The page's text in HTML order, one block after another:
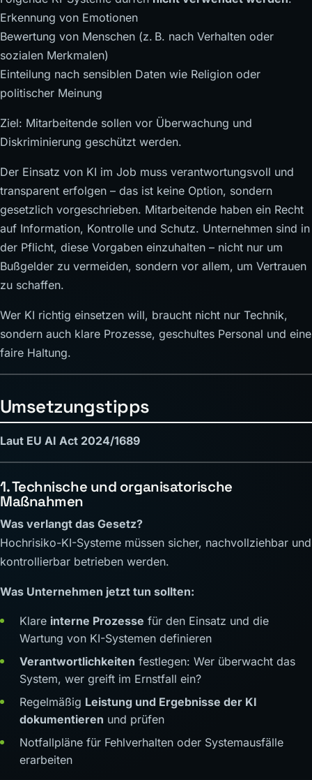
Erkennung von Emotionen
Bewertung von Menschen (z. B. nach Verhalten oder
sozialen Merkmalen)
Einteilung nach sensiblen Daten wie Religion oder
politischer Meinung
Ziel: Mitarbeitende sollen vor Überwachung und
Diskriminierung geschützt werden.
Der Einsatz von KI im Job muss verantwortungsvoll und
transparent erfolgen – das ist keine Option, sondern
gesetzlich vorgeschrieben. Mitarbeitende haben ein Recht
auf Information, Kontrolle und Schutz. Unternehmen sind in
der Pflicht, diese Vorgaben einzuhalten – nicht nur um
Bußgelder zu vermeiden, sondern vor allem, um Vertrauen
zu schaffen.
Wer KI richtig einsetzen will, braucht nicht nur Technik,
sondern auch klare Prozesse, geschultes Personal und eine
faire Haltung.
Umsetzungstipps
Laut EU AI Act 2024/1689
1. Technische und organisatorische
Maßnahmen
Was verlangt das Gesetz?
Hochrisiko-KI-Systeme müssen sicher, nachvollziehbar und
kontrollierbar betrieben werden.
Was Unternehmen jetzt tun sollten:
Klare interne Prozesse für den Einsatz und die
Wartung von KI-Systemen definieren
Verantwortlichkeiten festlegen: Wer überwacht das
System, wer greift im Ernstfall ein?
Regelmäßig Leistung und Ergebnisse der KI
dokumentieren und prüfen
Notfallpläne für Fehlverhalten oder Systemausfälle
erarbeiten